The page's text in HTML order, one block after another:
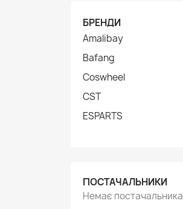
БРЕНДИ
Amalibay
Bafang
Coswheel
CST
ESPARTS
ПОСТАЧАЛЬНИКИ
Немає постачальника